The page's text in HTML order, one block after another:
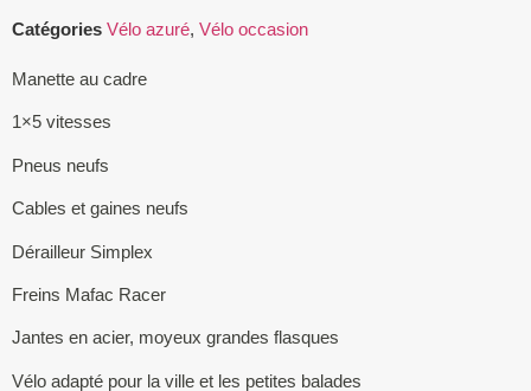
Catégories Vélo azuré, Vélo occasion
Manette au cadre
1×5 vitesses
Pneus neufs
Cables et gaines neufs
Dérailleur Simplex
Freins Mafac Racer
Jantes en acier, moyeux grandes flasques
Vélo adapté pour la ville et les petites balades